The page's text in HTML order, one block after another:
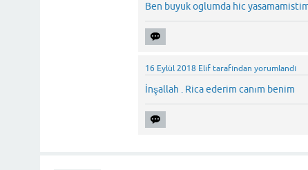
Ben buyuk oglumda hic
16 Eylül 2018 Elif tarafından yorumlandı
İnşallah . Rica ederim canım benim